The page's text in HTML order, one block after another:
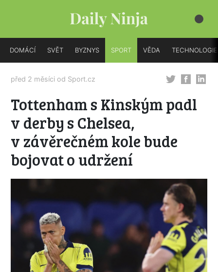
DOMÁCÍ SVĚT BYZNYS SPORT VĚDA TECHNOLOGIE
před 2 měsíci od Sport.cz
Tottenham s Kinským padl
v derby s Chelsea,
v závěrečném kole bude
bojovat o udržení